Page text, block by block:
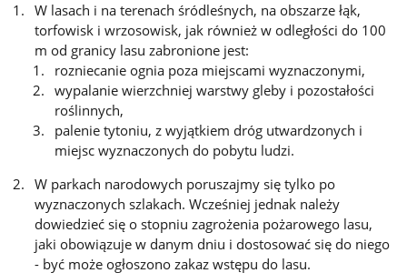
W lasach i na terenach śródleśnych, na obszarze łąk,
torfowisk i wrzosowisk, jak również w odległości do 100
m od granicy lasu zabronione jest:
rozniecanie ognia poza miejscami wyznaczonymi,
wypalanie wierzchniej warstwy gleby i pozostałości
roślinnych,
palenie tytoniu, z wyjątkiem dróg utwardzonych i
miejsc wyznaczonych do pobytu ludzi.
W parkach narodowych poruszajmy się tylko po
wyznaczonych szlakach. Wcześniej jednak należy
dowiedzieć się o stopniu zagrożenia pożarowego lasu,
jaki obowiązuje w danym dniu i dostosować się do niego
- być może ogłoszono zakaz wstępu do lasu.